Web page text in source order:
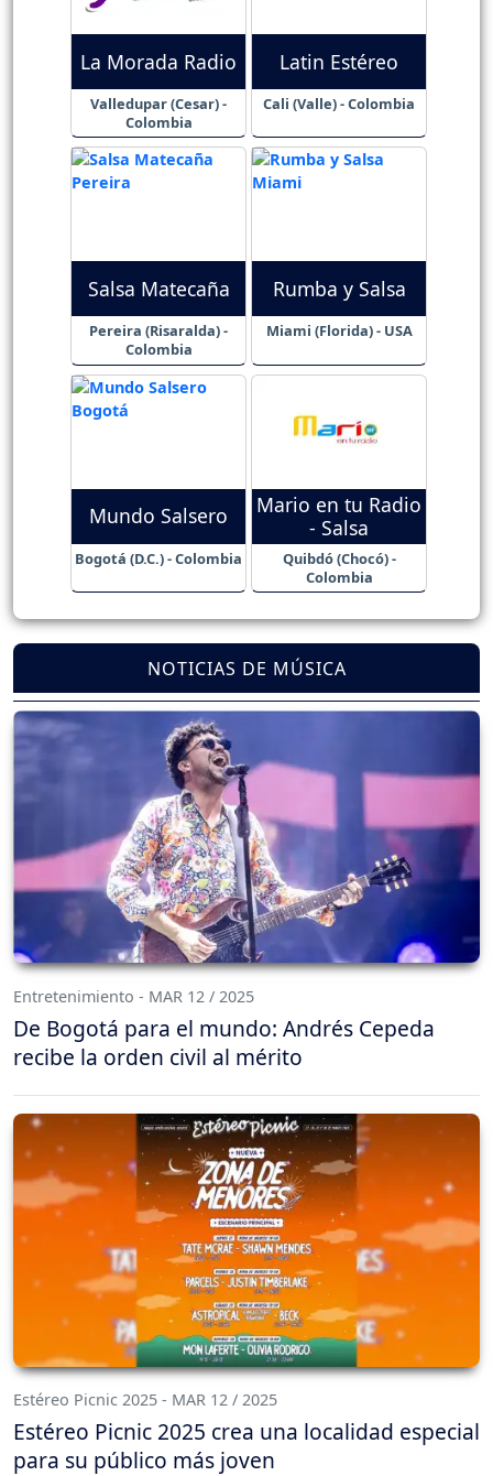
La Morada Radio
Valledupar (Cesar) -
Colombia
Latin Estéreo
Cali (Valle) - Colombia
Salsa Matecaña
Pereira (Risaralda) -
Colombia
Rumba y Salsa
Miami (Florida) - USA
Mundo Salsero
Bogotá (D.C.) - Colombia
Mario en tu Radio
- Salsa
Quibdó (Chocó) -
Colombia
NOTICIAS DE MÚSICA
Entretenimiento - MAR 12 / 2025
De Bogotá para el mundo: Andrés Cepeda
recibe la orden civil al mérito
Estéreo Picnic 2025 - MAR 12 / 2025
Estéreo Picnic 2025 crea una localidad especial
para su público más joven